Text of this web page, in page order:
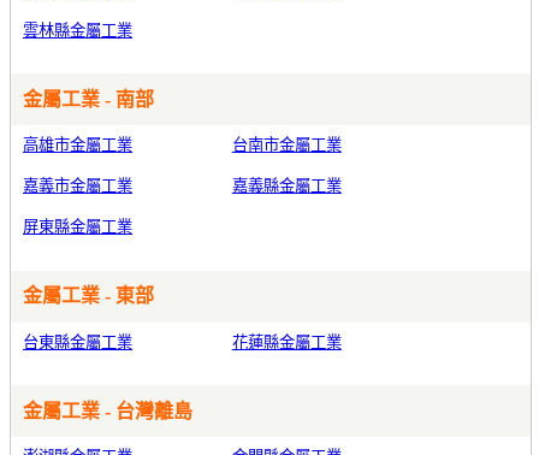
雲林縣金屬工業
金屬工業 - 南部
高雄市金屬工業 台南市金屬工業
嘉義市金屬工業 嘉義縣金屬工業
屏東縣金屬工業
金屬工業 - 東部
台東縣金屬工業 花蓮縣金屬工業
金屬工業 - 台灣離島